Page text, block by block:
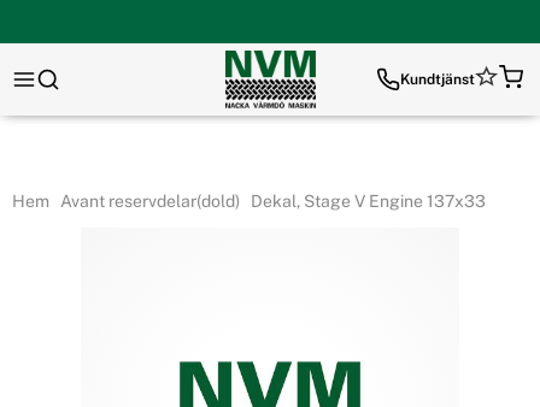
Kundtjänst
Hem Avant reservdelar(dold) Dekal, Stage V Engine 137x33